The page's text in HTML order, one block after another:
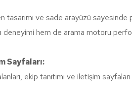
tasarımı ve sade arayüzü
deneyimi hem de arama motoru
Sayfaları:
ekip tanıtımı ve iletişim